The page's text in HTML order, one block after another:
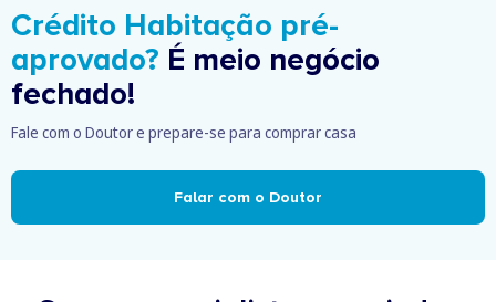
Crédito Habitação pré-
aprovado? É meio negócio
fechado!
Fale com o Doutor e prepare-se para comprar casa
Falar com o Doutor